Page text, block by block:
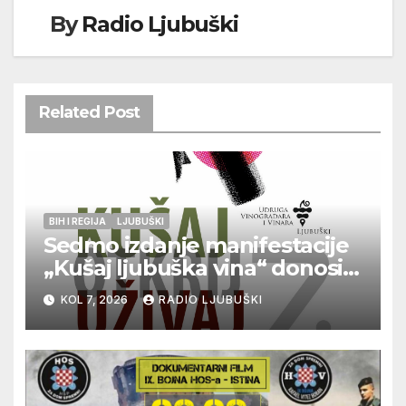
ByRadio Ljubuški
Related Post
BIH I REGIJA LJUBUŠKI
Sedmo izdanje manifestacije
„Kušaj ljubuška vina“ donosi
vrhunska vina, gastronomiju i
glazbu
KOL 7, 2026 RADIO LJUBUŠKI